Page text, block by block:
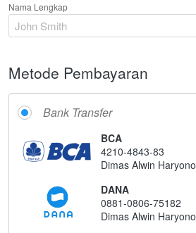
Nama Lengkap
Metode Pembayaran
Bank Transfer
BCA
4210-4843-83
Dimas Alwin Haryono
DANA
0881-0806-75182
Dimas Alwin Haryono